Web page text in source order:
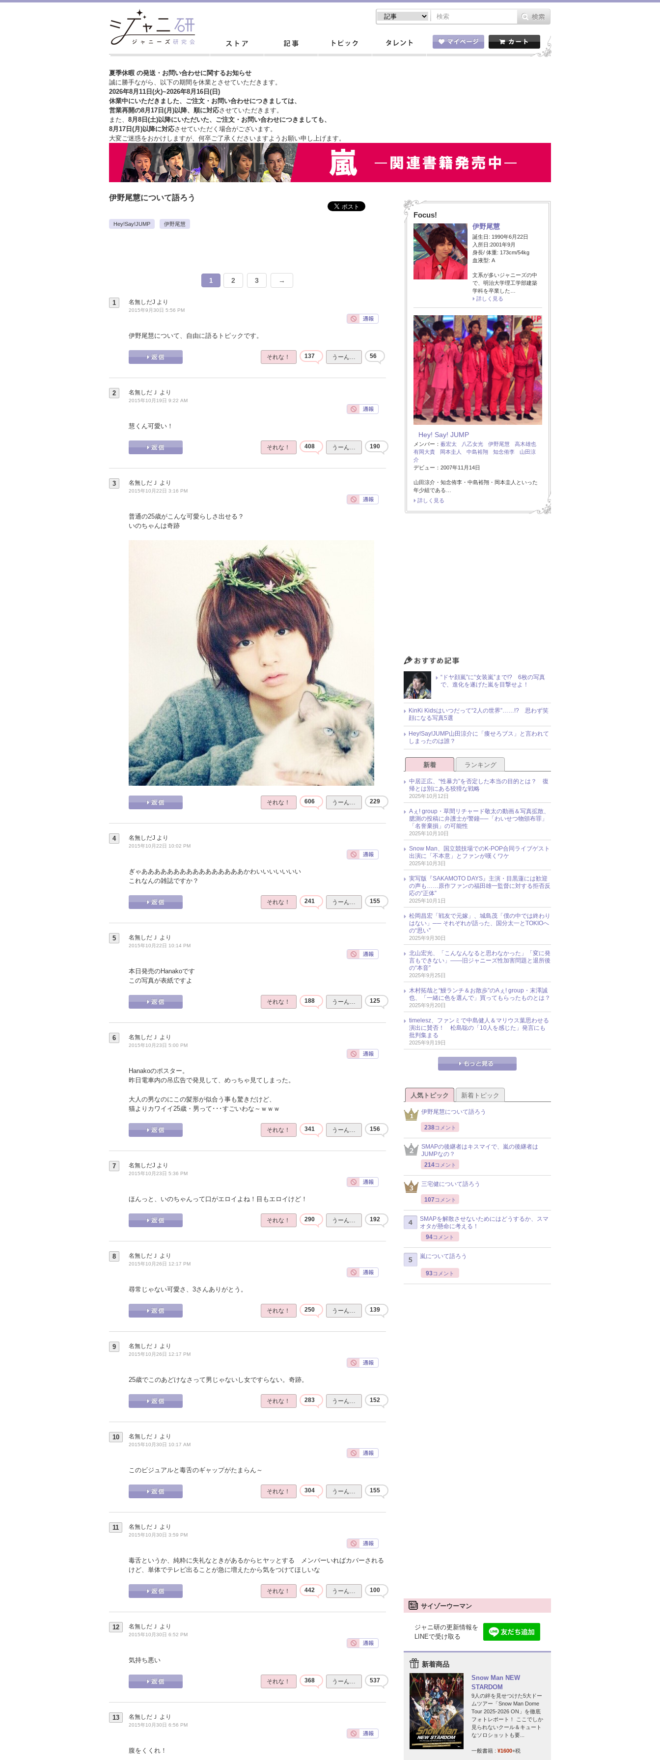
夏季休暇 の発送・お問い合わせに関するお知らせ
誠に勝手ながら、以下の期間を休業とさせていただきます。
2026年8月11日(火)~2026年8月16日(日)
休業中にいただきました、ご注文・お問い合わせにつきましては、
営業再開の8月17日(月)以降、順に対応させていただきます。
また、 8月8日(土)以降にいただいた、ご注文・ お問い合わせにつきましても、
8月17日(月)以降に対応させていただく場合がございます。
大変ご迷惑をおかけしますが、 何卒ご了承くださいますようお願い申し上げます。
伊野尾慧について語ろう
Hey!Say!JUMP 伊野尾慧
1 2 3 →
1 名無しだJ より
2015年9月30日 5:56 PM
伊野尾慧について、自由に語るトピックです。
それな！ 137 うーん… 56
2 名無しだＪ より
2015年10月19日 9:22 AM
慧くん可愛い！
それな！ 408 うーん… 190
3 名無しだＪ より
2015年10月22日 3:16 PM
普通の25歳がこんな可愛らしさ出せる？
いのちゃんは奇跡
それな！ 606 うーん… 229
4 名無しだJ より
2015年10月22日 10:02 PM
ぎゃああああああああああああああああかわいいいいいいい
これなんの雑誌ですか？
それな！ 241 うーん… 155
5 名無しだＪ より
2015年10月22日 10:14 PM
本日発売のHanakoです
この写真が表紙ですよ
それな！ 188 うーん… 125
6 名無しだＪ より
2015年10月23日 5:00 PM
Hanakoのポスター。
昨日電車内の吊広告で発見して、めっちゃ見てしまった。
大人の男なのにこの髪形が似合う事も驚きだけど、
猫よりカワイイ25歳・男って･･･すごいわな～ｗｗｗ
それな！ 341 うーん… 156
7 名無しだJ より
2015年10月23日 5:36 PM
ほんっと、いのちゃんって口がエロイよね！目もエロイけど！
それな！ 290 うーん… 192
8 名無しだＪ より
2015年10月26日 12:17 PM
尋常じゃない可愛さ、3さんありがとう。
それな！ 250 うーん… 139
9 名無しだＪ より
2015年10月26日 12:17 PM
25歳でこのあどけなさって男じゃないし女ですらない。奇跡。
それな！ 283 うーん… 152
10 名無しだＪ より
2015年10月30日 10:17 AM
このビジュアルと毒舌のギャップがたまらん～
それな！ 304 うーん… 155
11 名無しだＪ より
2015年10月30日 3:59 PM
毒舌というか、純粋に失礼なときがあるからヒヤッとする メンバーいればカバーされる
けど、単体でテレビ出ることが急に増えたから気をつけてほしいな
それな！ 442 うーん… 100
12 名無しだＪ より
2015年10月30日 6:52 PM
気持ち悪い
それな！ 368 うーん… 537
13 名無しだＪ より
2015年10月30日 6:56 PM
腹をくくれ！
Focus!
伊野尾慧
誕生日: 1990年6月22日
入所日:2001年9月
身長/ 体重: 173cm/54kg
血液型: A
文系が多いジャニーズの中
で、明治大学理工学部建築
学科を卒業した…
詳しく見る
Hey! Say! JUMP
メンバー： 薮宏太 八乙女光 伊野尾慧
高木雄也
有岡大貴
岡本圭人 中島裕翔 知念侑李
山田涼
介
デビュー：2007年11月14日
山田涼介・知念侑李・中島裕翔・岡本圭人といった
年少組である…
詳しく見る
“ドヤ顔嵐”に“女装嵐”まで!? 6枚の写真
で、進化を遂げた嵐を目撃せよ！
KinKi Kidsはいつだって“2人の世界”……!? 思わず笑
顔になる写真5選
Hey!Say!JUMP山田涼介に「痩せろブス」と言われて
しまったのは誰？
新着 ランキング
中居正広、“性暴力”を否定した本当の目的とは？ 復
帰とは別にある狡猾な戦略
2025年10月12日
Aぇ! group・草間リチャード敬太の動画＆写真拡散、
臆測の投稿に弁護士が警鐘──「わいせつ物頒布罪」
「名誉棄損」の可能性
2025年10月10日
Snow Man、国立競技場でのK-POP合同ライブゲスト
出演に「不本意」とファンが嘆くワケ
2025年10月3日
実写版『SAKAMOTO DAYS』主演・目黒蓮には歓迎
の声も……原作ファンの福田雄一監督に対する拒否反
応の“正体”
2025年10月1日
松岡昌宏「戦友で元嫁」、城島茂「僕の中では終わり
はない」── それぞれが語った、国分太一とTOKIOへ
の“思い”
2025年9月30日
北山宏光、「こんなんなると思わなかった」「変に発
言もできない」――旧ジャニーズ性加害問題と退所後
の“本音”
2025年9月25日
木村拓哉と“鰻ランチ＆お散歩”のAぇ! group・末澤誠
也、「一緒に色を選んで」買ってもらったものとは？
2025年9月20日
timelesz、ファンミで中島健人＆マリウス葉思わせる
演出に賛否！ 松島聡の「10人を感じた」発言にも
批判集まる
2025年9月19日
人気トピック 新着トピック
伊野尾慧について語ろう
238コメント
SMAPの後継者はキスマイで、嵐の後継者は
JUMPなの？
214コメント
三宅健について語ろう
107 コメント
SMAPを解散させないためにはどうするか、スマ
オタが懸命に考える！
94コメント
嵐について語ろう
93コメント
サイゾーウーマン
ジャニ研の更新情報を
LINEで受け取る
新着商品
Snow Man NEW
STARDOM
9人の絆を見せつけた5大ドー
ムツアー「Snow Man Dome
Tour 2025-2026 ON」を徹底
フォトレポート！ ここでしか
見られないクール＆キュート
なソロショットも要...
一般書籍 : ¥1600+税